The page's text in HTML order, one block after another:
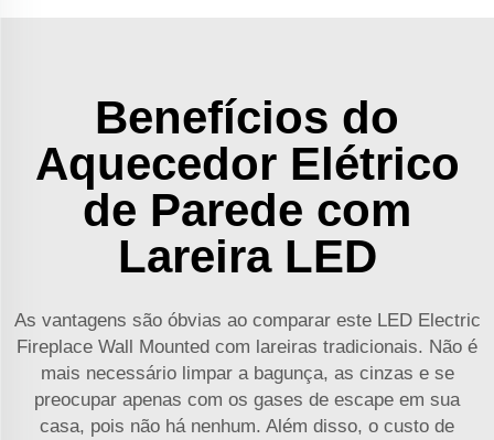
Benefícios do
Aquecedor Elétrico
de Parede com
Lareira LED
As vantagens são óbvias ao comparar este LED Electric
Fireplace Wall Mounted com lareiras tradicionais. Não é
mais necessário limpar a bagunça, as cinzas e se
preocupar apenas com os gases de escape em sua
casa, pois não há nenhum. Além disso, o custo de